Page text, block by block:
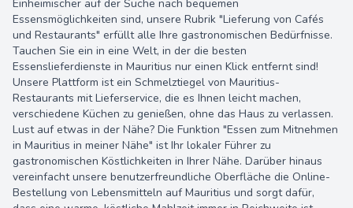
Einheimischer auf der Suche nach bequemen
Essensmöglichkeiten sind, unsere Rubrik "Lieferung von Cafés
und Restaurants" erfüllt alle Ihre gastronomischen Bedürfnisse.
Tauchen Sie ein in eine Welt, in der die besten
Essenslieferdienste in Mauritius nur einen Klick entfernt sind!
Unsere Plattform ist ein Schmelztiegel von Mauritius-
Restaurants mit Lieferservice, die es Ihnen leicht machen,
verschiedene Küchen zu genießen, ohne das Haus zu verlassen.
Lust auf etwas in der Nähe? Die Funktion "Essen zum Mitnehmen
in Mauritius in meiner Nähe" ist Ihr lokaler Führer zu
gastronomischen Köstlichkeiten in Ihrer Nähe. Darüber hinaus
vereinfacht unsere benutzerfreundliche Oberfläche die Online-
Bestellung von Lebensmitteln auf Mauritius und sorgt dafür,